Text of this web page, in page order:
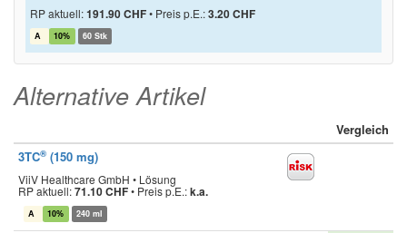
RP aktuell:191.90 CHF• Preis p.E.:3.20 CHF
A 10% 60 Stk
Alternative Artikel
Vergleich
3TC® (150 mg)
ViiV Healthcare GmbH • Lösung
RP aktuell:71.10 CHF• Preis p.E.:k.a.
A 10% 240 ml